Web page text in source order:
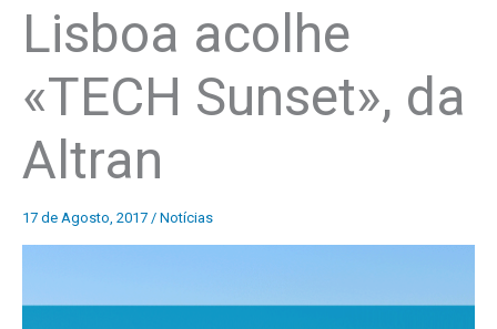
Lisboa acolhe
«TECH Sunset», da
Altran
17 de Agosto, 2017 / Notícias